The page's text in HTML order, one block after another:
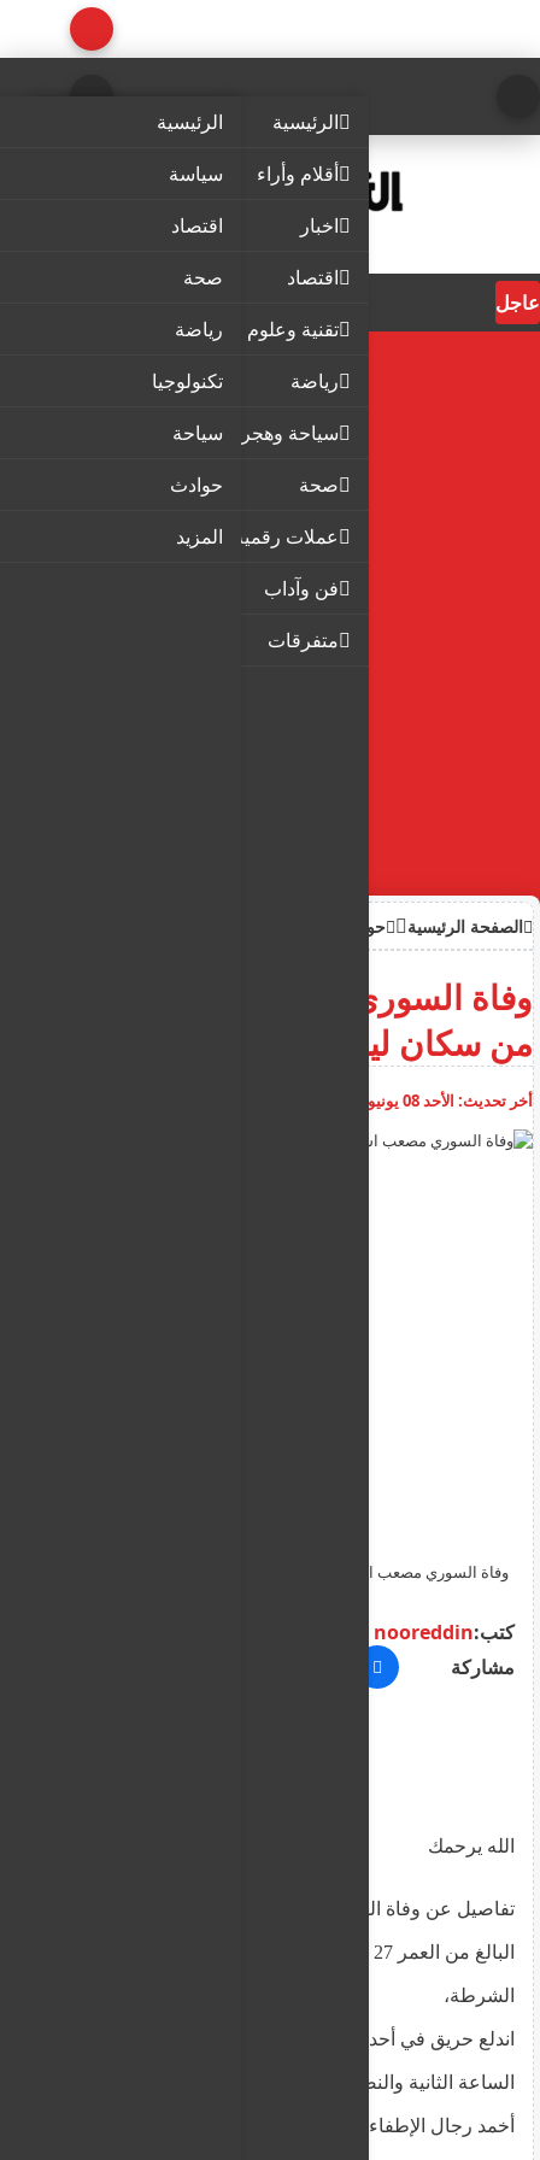
الرئيسية
أقلام وأراء
اخبار
اقتصاد
تقنية وعلوم
رياضة
سياحة وهجرة
صحة
عملات رقمية
فن وآداب
متفرقات
الرئيسية
سياسة
اقتصاد
صحة
رياضة
تكنولوجيا
سياحة
حوادث
المزيد
عاجل
الصفحة الرئيسية حوادث
وفاة السوري مصعب اسماعيل
من سكان ليماسول بسبب شواية
أخر تحديث: الأحد 08 يونيو 2025
وفاة السوري مصعب اسماعيل من سكان ليماسول بسبب شواية
كتب:nooreddin
مشاركة
الله يرحمك
تفاصيل عن وفاة الشاب السوري مصعب الاسماعيل
البالغ من العمر 27 عامًا الذي عُثر عليه ميتًا
الشرطة،
اندلع حريق في أحد المساكن بمنطقة إيبسوناس حوالي
الساعة الثانية والنصف من بعد ظهر أمس.
أخمد رجال الإطفاء الحريق، وعُثر على المواطن